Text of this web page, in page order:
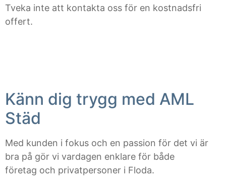
Tveka inte att kontakta oss för en kostnadsfri
offert.
Känn dig trygg med AML
Städ
Med kunden i fokus och en passion för det vi är
bra på gör vi vardagen enklare för både
företag och privatpersoner i Floda.